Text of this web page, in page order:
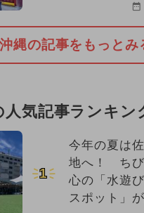
縄の記事をもっとみ
人気記事ランキン
1
今年の夏は
地へ！ ちび
心の「水遊
スポット」